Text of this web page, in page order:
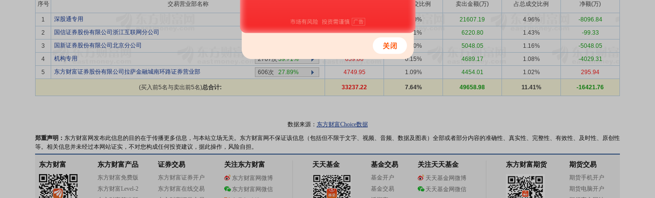
序号 交易营业部名称 占总成交比例 卖出金额(万) 占总成交比例 净额(万)
1 深股通专用 40.25% 13510.35 3.10% 21607.19 4.96%
-8096.84
2
国信证券股份有限公司浙江互联网分公司 354次 25.99% 6121.47 1.41% 6220.80 1.43%
-99.33
3
国新证券股份有限公司北京分公司 0.00% 5048.05 1.16%
-5048.05
4
机构专用 2707次39.71% 659.86 0.15% 4689.17 1.08%
-4029.31
5
东方财富证券股份有限公司拉萨金融城南环路证券营业部 606次 27.89% 4749.95 1.09% 4454.01 1.02% 295.94
(买入前5名与卖出前5名)总合计: 33237.22 7.64% 49658.98 11.41% -16421.76
数据来源： 东方财富Choice数据
郑重声明： 东方财富网发布此信息的目的在于传播更多信息，与本站立场无关。东方财富网不保证该信息（包括但不限于文字、视频、音频、数据及图表）全部或者部分内容的准确性、真实性、完整性、有效性、及时性、原创性
等。相关信息并未经过本网站证实，不对您构成任何投资建议，据此操作，风险自担。